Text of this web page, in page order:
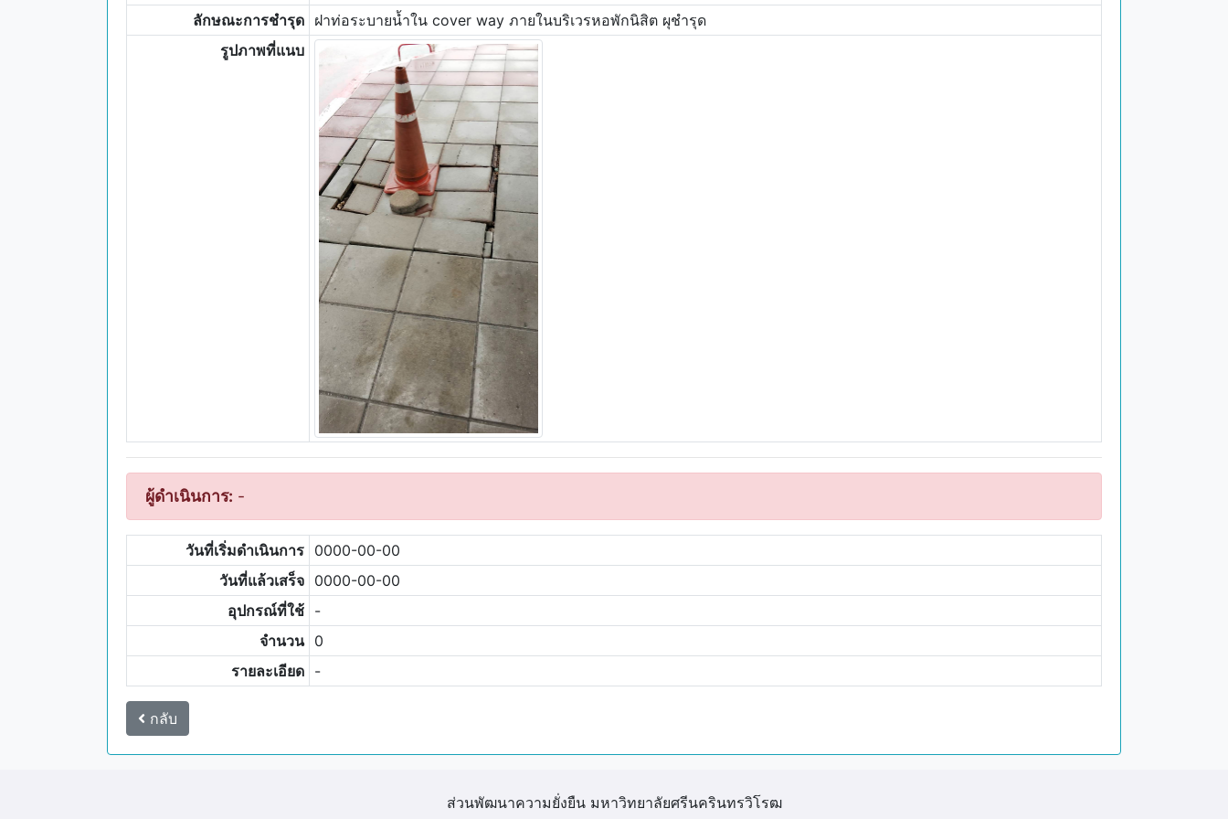
ลักษณะการชำรุด ฝาท่อระบายน้ำใน cover way ภายในบริเวรหอพักนิสิต ผุชำรุด
รูปภาพที่แนบ
ผู้ดำเนินการ: -
วันที่เริ่มดำเนินการ 0000-00-00
วันที่แล้วเสร็จ 0000-00-00
อุปกรณ์ที่ใช้ -
จำนวน 0
รายละเอียด -
กลับ
ส่วนพัฒนาความยั่งยืน มหาวิทยาลัยศรีนครินทรวิโรฒ